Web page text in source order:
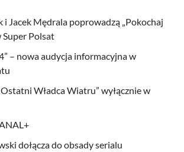
i Jacek Mędrala poprowadzą „Pokochaj
Super Polsat
– nowa audycja informacyjna w
Ostatni Władca Wiatru” wyłącznie w
dołącza do obsady serialu